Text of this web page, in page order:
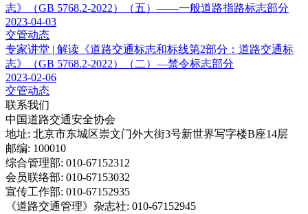
志》（GB 5768.2-2022）（五）——一般道路指路标志部分
2023-04-03
交管动态
专家讲堂 | 解读《道路交通标志和标线第2部分：道路交通标
志》（GB 5768.2-2022）（二）—禁令标志部分
2023-02-06
交管动态
联系我们
中国道路交通安全协会
地址: 北京市东城区崇文门外大街3号新世界写字楼B座14层
邮编: 100010
综合管理部: 010-67152312
会员联络部: 010-67153032
宣传工作部: 010-67152935
《道路交通管理》杂志社: 010-67152945